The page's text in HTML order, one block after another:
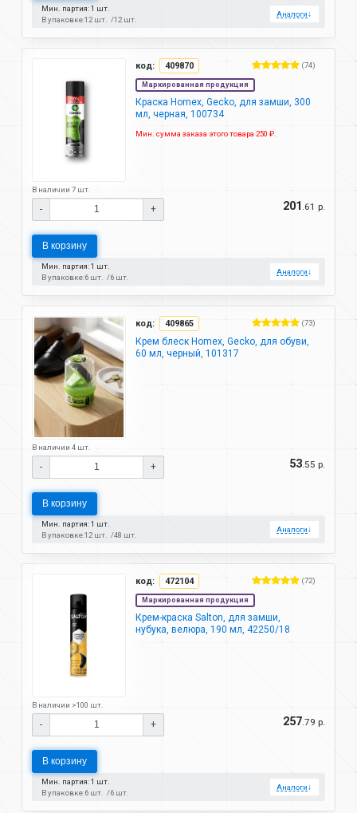
Мин. партия: 1 шт.
В упаковке:12 шт. 12 шт.
Аналоги↓
код: 409870 (74)
Маркированная продукция
Краска Homex, Gecko, для замши, 300
мл, черная, 100734
Мин. сумма заказа этого товара 250 ₽.
В наличии 7 шт.
- + 201 .61 р.
В корзину
Мин. партия: 1 шт.
В упаковке:6 шт. 6 шт.
Аналоги↓
код: 409865 (73)
Крем блеск Homex, Gecko, для обуви,
60 мл, черный, 101317
В наличии 4 шт.
- + 53 .55 р.
В корзину
Мин. партия: 1 шт.
В упаковке:12 шт. 48 шт.
Аналоги↓
код: 472104 (72)
Маркированная продукция
Крем-краска Salton, для замши,
нубука, велюра, 190 мл, 42250/18
В наличии >100 шт.
- + 257 .79 р.
В корзину
Мин. партия: 1 шт.
В упаковке:6 шт. 6 шт.
Аналоги↓